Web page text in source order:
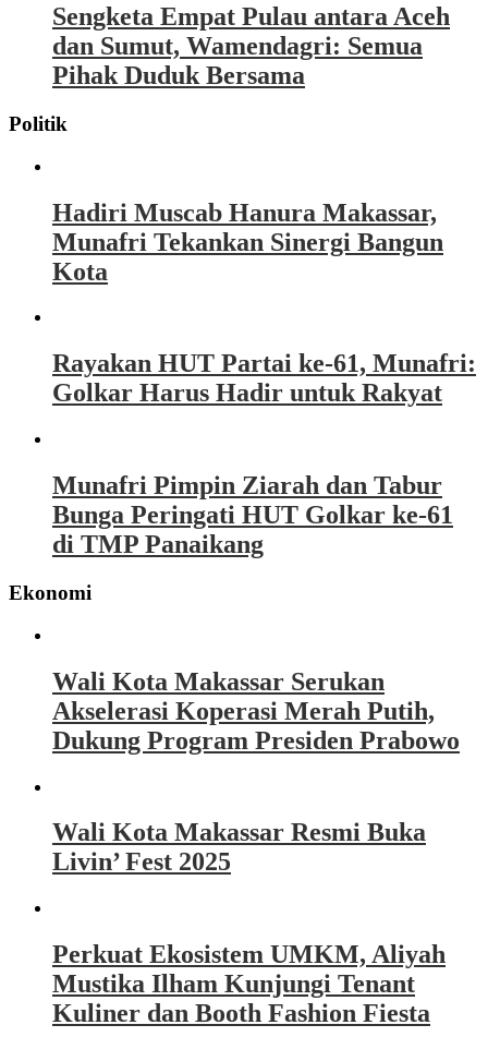
Sengketa Empat Pulau antara Aceh
dan Sumut, Wamendagri: Semua
Pihak Duduk Bersama
Politik
Hadiri Muscab Hanura Makassar,
Munafri Tekankan Sinergi Bangun
Kota
Rayakan HUT Partai ke-61, Munafri:
Golkar Harus Hadir untuk Rakyat
Munafri Pimpin Ziarah dan Tabur
Bunga Peringati HUT Golkar ke-61
di TMP Panaikang
Ekonomi
Wali Kota Makassar Serukan
Akselerasi Koperasi Merah Putih,
Dukung Program Presiden Prabowo
Wali Kota Makassar Resmi Buka
Livin’ Fest 2025
Perkuat Ekosistem UMKM, Aliyah
Mustika Ilham Kunjungi Tenant
Kuliner dan Booth Fashion Fiesta